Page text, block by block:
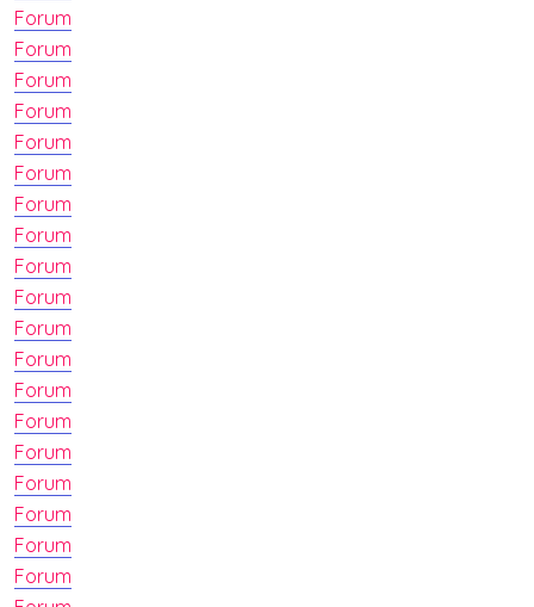
Forum
Forum
Forum
Forum
Forum
Forum
Forum
Forum
Forum
Forum
Forum
Forum
Forum
Forum
Forum
Forum
Forum
Forum
Forum